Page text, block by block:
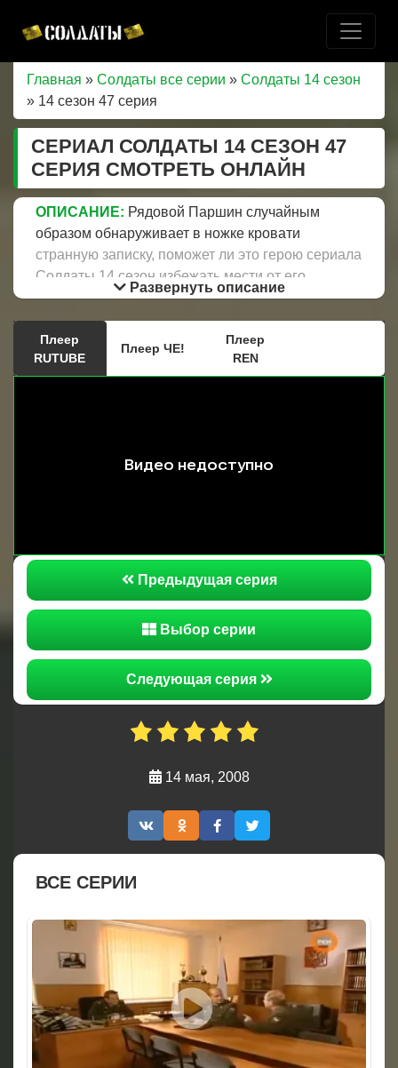
Главная » Солдаты все серии » Солдаты 14 сезон
» 14 сезон 47 серия
СЕРИАЛ СОЛДАТЫ 14 СЕЗОН 47
СЕРИЯ СМОТРЕТЬ ОНЛАЙН
ОПИСАНИЕ: Рядовой Паршин случайным
образом обнаруживает в ножке кровати
странную записку, поможет ли это герою сериала
Солдаты 14 сезон избежать мести от его
товарища Навадского? Приходько как
заместитель командира части по воспитательной
работе решает собрать срочное собрание
друзей, мужчина хочет выработать четкий план
счастьем нависла угроза.
Развернуть описание
Плеер
RUTUBE
Плеер ЧЕ!
Плеер
REN
Предыдущая серия
Выбор серии
Следующая серия
14 мая, 2008
ВСЕ СЕРИИ